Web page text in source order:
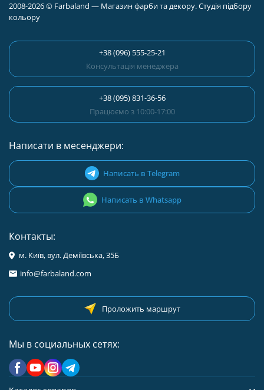
2008-2026 © Farbaland — Магазин фарби та декору. Студія підбору
кольору
+38 (096) 555-25-21
Консультація менеджера
+38 (095) 831-36-56
Працюємо з 10:00-17:00
Написати в месенджери:
Написать в Telegram
Написать в Whatsapp
Контакты:
м. Київ, вул. Деміївська, 35Б
info@farbaland.com
Проложить маршрут
Мы в социальных сетях: